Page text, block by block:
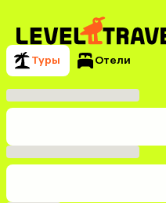
Туры Отели